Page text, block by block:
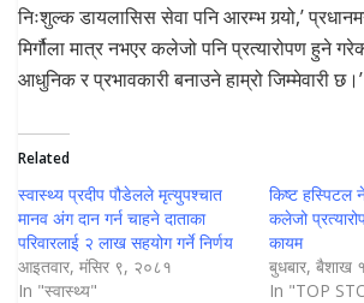
निःशुल्क डायलासिस सेवा पनि आरम्भ गर्‍यो,’
मिर्गौला मात्र नभएर कलेजो पनि प्रत्यारोपण हुने
आधुनिक र प्रभावकारी बनाउने हाम्रो जिम्मेवारी छ।’
Related
स्वास्थ्य प्रदीप पौडेलले मृत्युपश्चात
मानव अंग दान गर्न चाहने दाताका
परिवारलाई २ लाख सहयोग गर्ने निर्णय
आइतवार, मंसिर ९, २०८१
In "स्वास्थ्य"
किष्ट
कलेजो
कायम
बुधबार, बैशाख
In "TOP